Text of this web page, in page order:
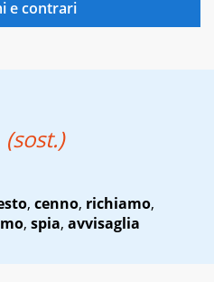
(sost.)
, cenno, richiamo,
, spia, avvisaglia